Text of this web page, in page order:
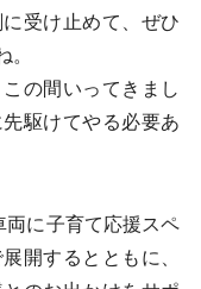
受け止めて、ぜひ
。
の間いってきまし
駆けてやる必要あ
に子育て応援スペ
開するとともに、